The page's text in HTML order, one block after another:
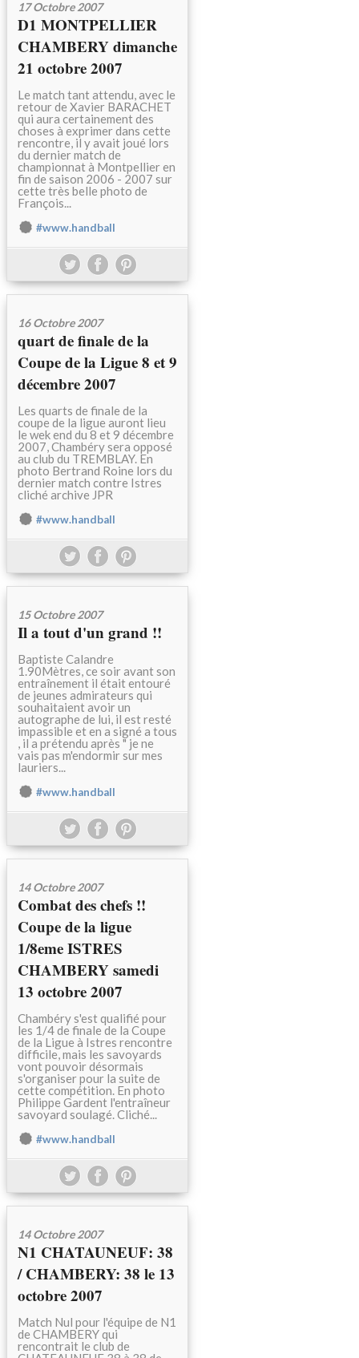
17 Octobre 2007
D1 MONTPELLIER
CHAMBERY dimanche
21 octobre 2007
Le match tant attendu, avec le
retour de Xavier BARACHET
qui aura certainement des
choses à exprimer dans cette
rencontre, il y avait joué lors
du dernier match de
championnat à Montpellier en
fin de saison 2006 - 2007 sur
cette très belle photo de
François...
#www.handball
16 Octobre 2007
quart de finale de la
Coupe de la Ligue 8 et 9
décembre 2007
Les quarts de finale de la
coupe de la ligue auront lieu
le wek end du 8 et 9 décembre
2007, Chambéry sera opposé
au club du TREMBLAY. En
photo Bertrand Roine lors du
dernier match contre Istres
cliché archive JPR
#www.handball
15 Octobre 2007
Il a tout d'un grand !!
Baptiste Calandre
1.90Mètres, ce soir avant son
entraînement il était entouré
de jeunes admirateurs qui
souhaitaient avoir un
autographe de lui, il est resté
impassible et en a signé a tous
, il a prétendu après " je ne
vais pas m'endormir sur mes
lauriers...
#www.handball
14 Octobre 2007
Combat des chefs !!
Coupe de la ligue
1/8eme ISTRES
CHAMBERY samedi
13 octobre 2007
Chambéry s'est qualifié pour
les 1/4 de finale de la Coupe
de la Ligue à Istres rencontre
difficile, mais les savoyards
vont pouvoir désormais
s'organiser pour la suite de
cette compétition. En photo
Philippe Gardent l'entraîneur
savoyard soulagé. Cliché...
#www.handball
14 Octobre 2007
N1 CHATAUNEUF: 38
/ CHAMBERY: 38 le 13
octobre 2007
Match Nul pour l'équipe de N1
de CHAMBERY qui
rencontrait le club de